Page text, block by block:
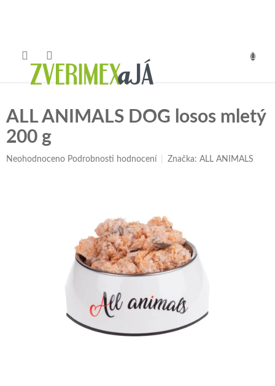
ALL ANIMALS DOG losos mletý
200 g
Průměrné
Neohodnoceno Podrobnosti hodnocení Značka:ALL ANIMALS